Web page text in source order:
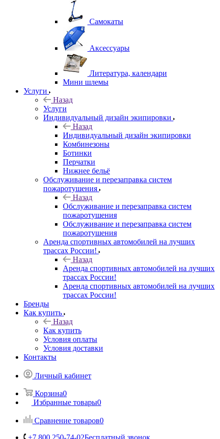
Самокаты
Аксессуары
Литература, календари
Мини шлемы
Услуги
Назад
Услуги
Индивидуальный дизайн экипировки
Назад
Индивидуальный дизайн экипировки
Комбинезоны
Ботинки
Перчатки
Нижнее бельё
Обслуживание и перезаправка систем
пожаротушения
Назад
Обслуживание и перезаправка систем
пожаротушения
Обслуживание и перезаправка систем
пожаротушения
Аренда спортивных автомобилей на лучших
трассах России!
Назад
Аренда спортивных автомобилей на лучших
трассах России!
Аренда спортивных автомобилей на лучших
трассах России!
Бренды
Как купить
Назад
Как купить
Условия оплаты
Условия доставки
Контакты
Личный кабинет
Корзина0
Избранные товары0
Сравнение товаров0
+7 800 250-74-02Бесплатный звонок